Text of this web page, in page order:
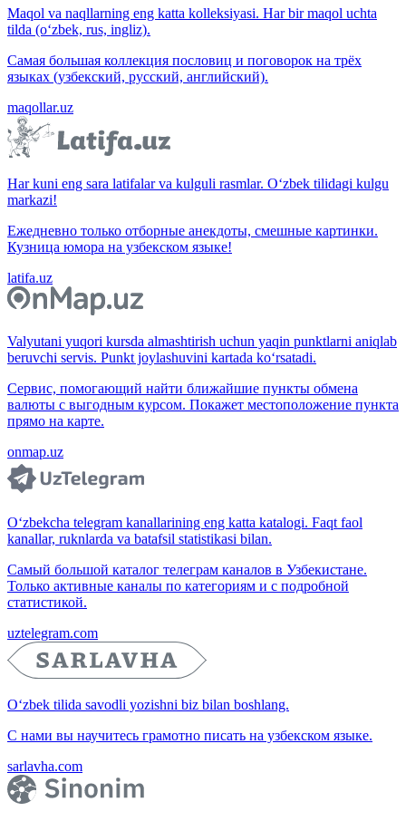
Maqol va naqllarning eng katta kolleksiyasi. Har bir maqol uchta
tilda (o‘zbek, rus, ingliz).
Самая большая коллекция пословиц и поговорок на трёх
языках (узбекский, русский, английский).
maqollar.uz
Har kuni eng sara latifalar va kulguli rasmlar. O‘zbek tilidagi kulgu
markazi!
Ежедневно только отборные анекдоты, смешные картинки.
Кузница юмора на узбекском языке!
latifa.uz
Valyutani yuqori kursda almashtirish uchun yaqin punktlarni aniqlab
beruvchi servis. Punkt joylashuvini kartada ko‘rsatadi.
Сервис, помогающий найти ближайшие пункты обмена
валюты с выгодным курсом. Покажет местоположение пункта
прямо на карте.
onmap.uz
O‘zbekcha telegram kanallarining eng katta katalogi. Faqt faol
kanallar, ruknlarda va batafsil statistikasi bilan.
Самый большой каталог телеграм каналов в Узбекистане.
Только активные каналы по категориям и с подробной
статистикой.
uztelegram.com
O‘zbek tilida savodli yozishni biz bilan boshlang.
С нами вы научитесь грамотно писать на узбекском языке.
sarlavha.com